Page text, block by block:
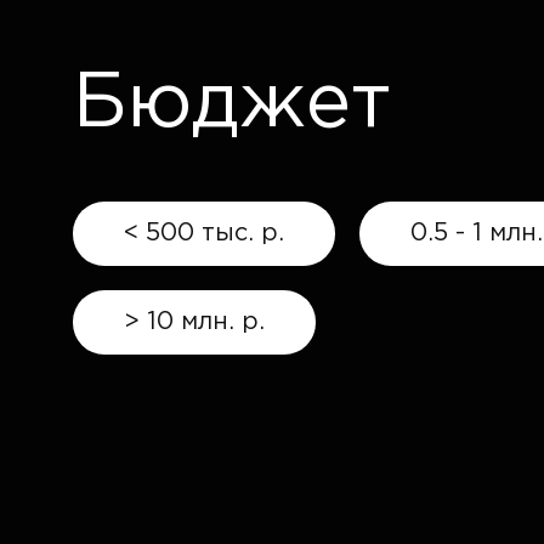
Бюджет
< 500 тыс. р. 0.5 - 1
> 10 млн. р.